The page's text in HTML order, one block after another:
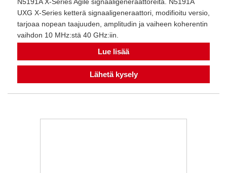
N5191A X-Series Agile signaaligeneraattoreita. N5191A
UXG X-Series ketterä signaaligeneraattori, modifioitu versio,
tarjoaa nopean taajuuden, amplitudin ja vaiheen koherentin
vaihdon 10 MHz:stä 40 GHz:iin.
Lue lisää
Lähetä kysely